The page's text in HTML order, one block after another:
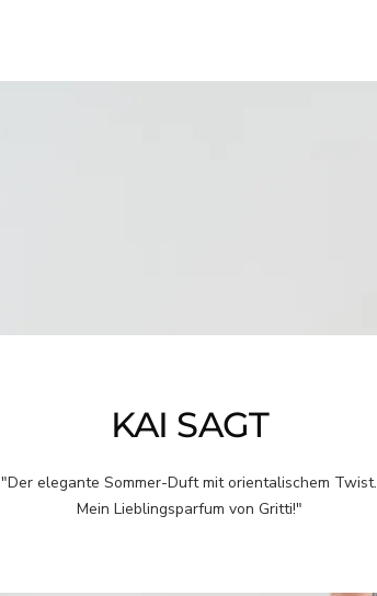
KAI SAGT
"Der elegante Sommer-Duft mit orientalischem Twist.
Mein Lieblingsparfum von Gritti!"